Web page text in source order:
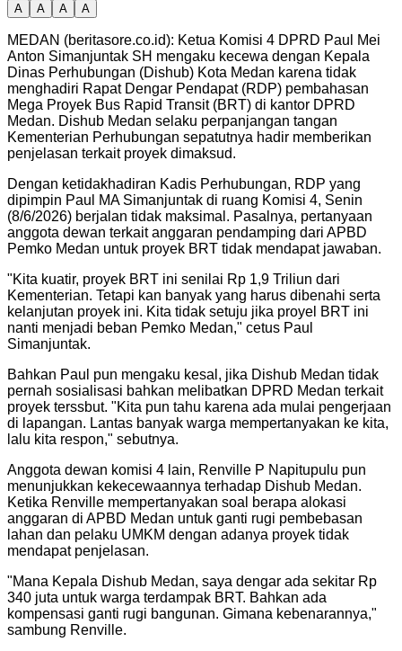
A A A A
MEDAN (beritasore.co.id): Ketua Komisi 4 DPRD Paul Mei
Anton Simanjuntak SH mengaku kecewa dengan Kepala
Dinas Perhubungan (Dishub) Kota Medan karena tidak
menghadiri Rapat Dengar Pendapat (RDP) pembahasan
Mega Proyek Bus Rapid Transit (BRT) di kantor DPRD
Medan. Dishub Medan selaku perpanjangan tangan
Kementerian Perhubungan sepatutnya hadir memberikan
penjelasan terkait proyek dimaksud.
Dengan ketidakhadiran Kadis Perhubungan, RDP yang
dipimpin Paul MA Simanjuntak di ruang Komisi 4, Senin
(8/6/2026) berjalan tidak maksimal. Pasalnya, pertanyaan
anggota dewan terkait anggaran pendamping dari APBD
Pemko Medan untuk proyek BRT tidak mendapat jawaban.
"Kita kuatir, proyek BRT ini senilai Rp 1,9 Triliun dari
Kementerian. Tetapi kan banyak yang harus dibenahi serta
kelanjutan proyek ini. Kita tidak setuju jika proyel BRT ini
nanti menjadi beban Pemko Medan," cetus Paul
Simanjuntak.
Bahkan Paul pun mengaku kesal, jika Dishub Medan tidak
pernah sosialisasi bahkan melibatkan DPRD Medan terkait
proyek terssbut. "Kita pun tahu karena ada mulai pengerjaan
di lapangan. Lantas banyak warga mempertanyakan ke kita,
lalu kita respon," sebutnya.
Anggota dewan komisi 4 lain, Renville P Napitupulu pun
menunjukkan kekecewaannya terhadap Dishub Medan.
Ketika Renville mempertanyakan soal berapa alokasi
anggaran di APBD Medan untuk ganti rugi pembebasan
lahan dan pelaku UMKM dengan adanya proyek tidak
mendapat penjelasan.
"Mana Kepala Dishub Medan, saya dengar ada sekitar Rp
340 juta untuk warga terdampak BRT. Bahkan ada
kompensasi ganti rugi bangunan. Gimana kebenarannya,"
sambung Renville.